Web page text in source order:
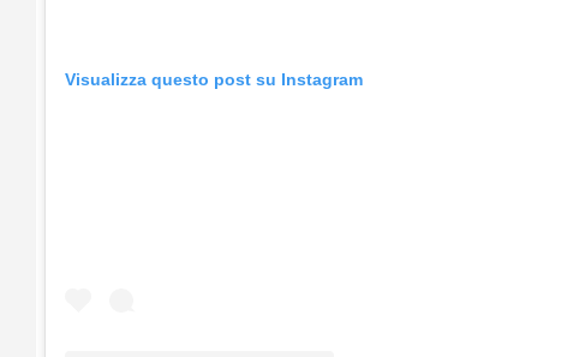
Visualizza questo post su Instagram